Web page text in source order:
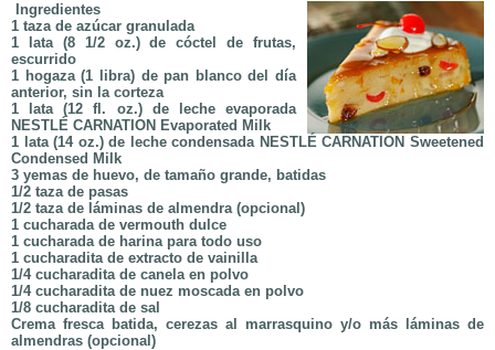
Ingredientes
1 taza de azúcar granulada
1 lata (8 1/2 oz.) de cóctel de frutas,
escurrido
1 hogaza (1 libra) de pan blanco del día
anterior, sin la corteza
1 lata (12 fl. oz.) de leche evaporada
NESTLÉ CARNATION Evaporated Milk
1 lata (14 oz.) de leche condensada NESTLÉ CARNATION Sweetened
Condensed Milk
3 yemas de huevo, de tamaño grande, batidas
1/2 taza de pasas
1/2 taza de láminas de almendra (opcional)
1 cucharada de vermouth dulce
1 cucharada de harina para todo uso
1 cucharadita de extracto de vainilla
1/4 cucharadita de canela en polvo
1/4 cucharadita de nuez moscada en polvo
1/8 cucharadita de sal
Crema fresca batida, cerezas al marrasquino y/o más láminas de
almendras (opcional)